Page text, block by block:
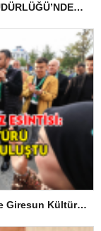
ARNAVUTKÖY İLÇE TARIM VE ORMAN MÜDÜRLÜĞÜ’NDEN İLANEN TEBLİGAT
Arnavutköy’de Karadeniz Esintisi: Ordu ve Giresun Kültürü Memleket Günleri’nde Buluştu